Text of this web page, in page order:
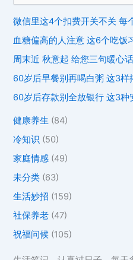
微信里这4个扣费开关不关 每
血糖偏高的人注意 这6个吃饭
周末近 秋意起 给您三句暖心话
60岁后早餐别再喝白粥 这3样
60岁后存款别全放银行 这3
健康养生 (84)
冷知识 (50)
家庭情感 (49)
未分类 (63)
生活妙招 (159)
社保养老 (47)
祝福问候 (105)